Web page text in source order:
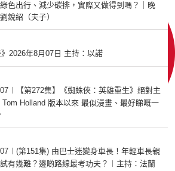
色出行、減少碳排，實際又做得到嗎？｜晚
銳紹（夫子）
》2026年8月07日 主持：以諾
07︱【第272集】《蜘蛛俠：英雄重生》絕對主
Holland 版本以來 最似漫畫、最好睇嘅一
07︱(第151集) 由巴士迷變身車長！年輕車長親
有幾難？邊啲路線最考功夫？︱主持：法蘭